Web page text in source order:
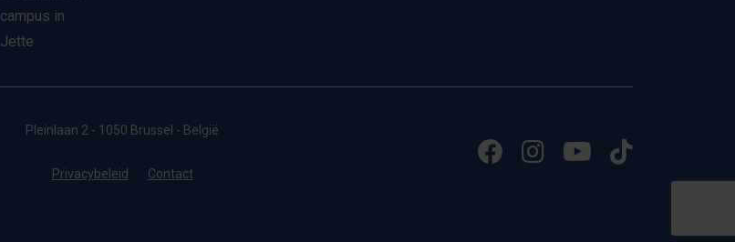
campus in
Jette
Pleinlaan 2 - 1050 Brussel - België
Privacybeleid Contact